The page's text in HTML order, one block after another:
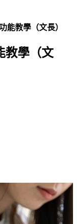
能教學（文長）
教學（文